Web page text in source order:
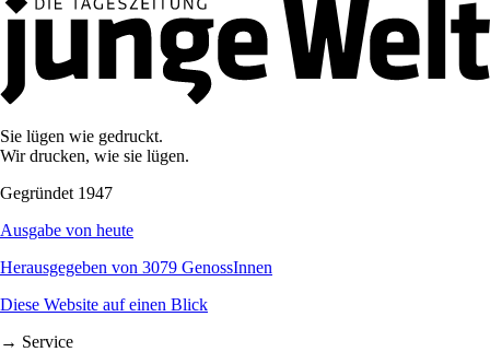
Sie lügen wie gedruckt.
Wir drucken, wie sie lügen.
Gegründet 1947
Ausgabe von heute
Herausgegeben von 3079 GenossInnen
Diese Website auf einen Blick
→ Service